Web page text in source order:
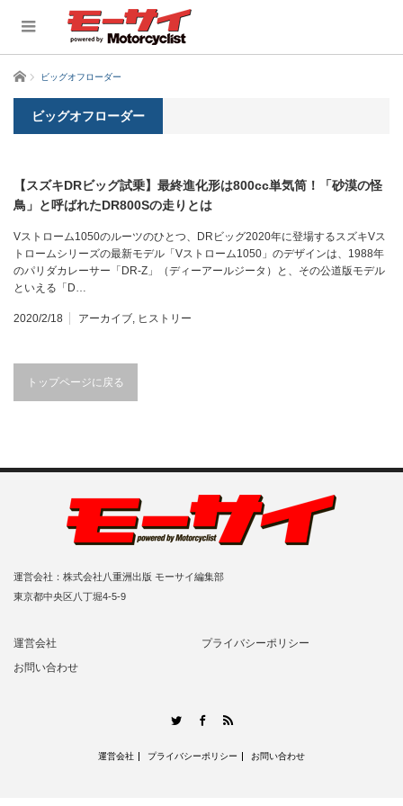
ホーム ビッグオフローダー
ビッグオフローダー
【スズキDRビッグ試乗】最終進化形は800cc単気筒！「砂漠の怪
鳥」と呼ばれたDR800Sの走りとは
Vストローム1050のルーツのひとつ、DRビッグ2020年に登場するスズキVス
トロームシリーズの最新モデル「Vストローム1050」のデザインは、1988年
のパリダカレーサー「DR-Z」（ディーアールジータ）と、その公道版モデル
といえる「D…
2020/2/18 アーカイブ, ヒストリー
トップページに戻る
運営会社：株式会社八重洲出版 モーサイ編集部
東京都中央区八丁堀4-5-9
運営会社
プライバシーポリシー
お問い合わせ
TwitterFacebook
運営会社 プライバシーポリシー お問い合わせ